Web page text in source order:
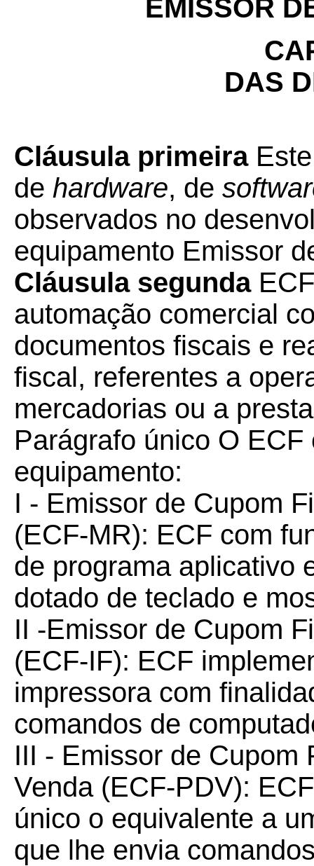
EMISSOR
DAS
Cláusula primeira
de hardware, de
observados no
equipamento Emissor
Cláusula segunda
automação comercial
documentos fiscais e
fiscal, referentes a
mercadorias ou a
Parágrafo único O
equipamento:
I - Emissor de Cupom
(ECF-MR): ECF com
de programa aplicativo
dotado de teclado e
II -Emissor de Cupom
(ECF-IF): ECF
impressora com
comandos de
III - Emissor de Cupom
Venda (ECF-PDV):
único o equivalente a
que lhe envia